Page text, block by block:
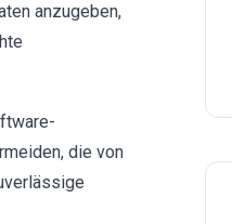
anzugeben,
die von